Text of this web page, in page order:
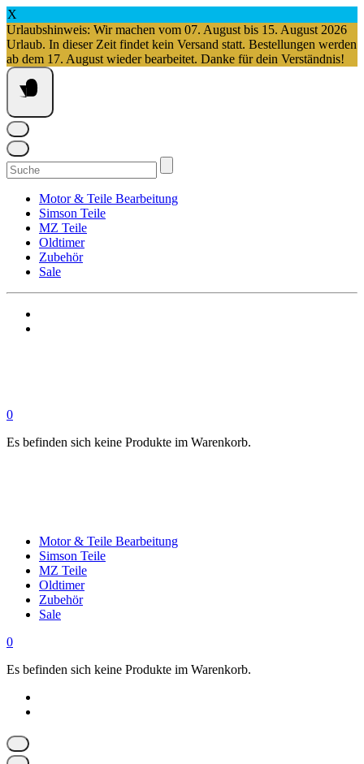
X
Urlaubshinweis: Wir machen vom 07. August bis 15. August 2026
Urlaub. In dieser Zeit findet kein Versand statt. Bestellungen werden
ab dem 17. August wieder bearbeitet. Danke für dein Verständnis!
Springe
zum
Inhalt
Suchen
nach:
Motor & Teile Bearbeitung
Simson Teile
MZ Teile
Oldtimer
Zubehör
Sale
0
Es befinden sich keine Produkte im Warenkorb.
Motor & Teile Bearbeitung
Simson Teile
MZ Teile
Oldtimer
Zubehör
Sale
0
Es befinden sich keine Produkte im Warenkorb.